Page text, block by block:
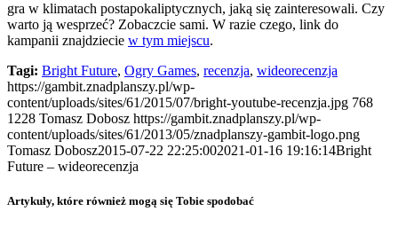
gra w klimatach postapokaliptycznych, jaką się zainteresowali. Czy
warto ją wesprzeć? Zobaczcie sami. W razie czego, link do
kampanii znajdziecie w tym miejscu.
Tagi: Bright Future, Ogry Games, recenzja, wideorecenzja
https://gambit.znadplanszy.pl/wp-
content/uploads/sites/61/2015/07/bright-youtube-recenzja.jpg 768
1228 Tomasz Dobosz https://gambit.znadplanszy.pl/wp-
content/uploads/sites/61/2013/05/znadplanszy-gambit-logo.png
Tomasz Dobosz2015-07-22 22:25:002021-01-16 19:16:14Bright
Future – wideorecenzja
Artykuły, które również mogą się Tobie spodobać